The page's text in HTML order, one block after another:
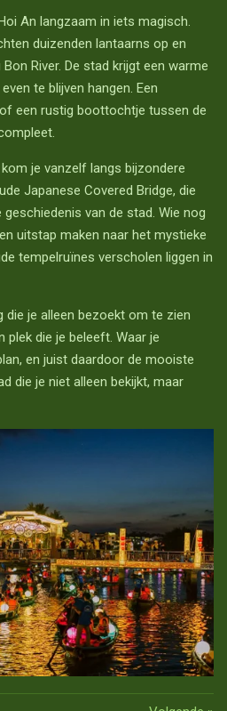
An langzaam in iets magisch.
duizenden lantaarns op en
Bon River. De stad krijgt een warme
te blijven hangen. Een
een rustig boottochtje tussen de
je vanzelf langs bijzondere
Japanese Covered Bridge, die
van de stad. Wie nog
uitstap maken naar het mystieke
tempelruïnes verscholen liggen in
die je alleen bezoekt om te zien
plek die je beleeft. Waar je
en juist daardoor de mooiste
die je niet alleen bekijkt, maar